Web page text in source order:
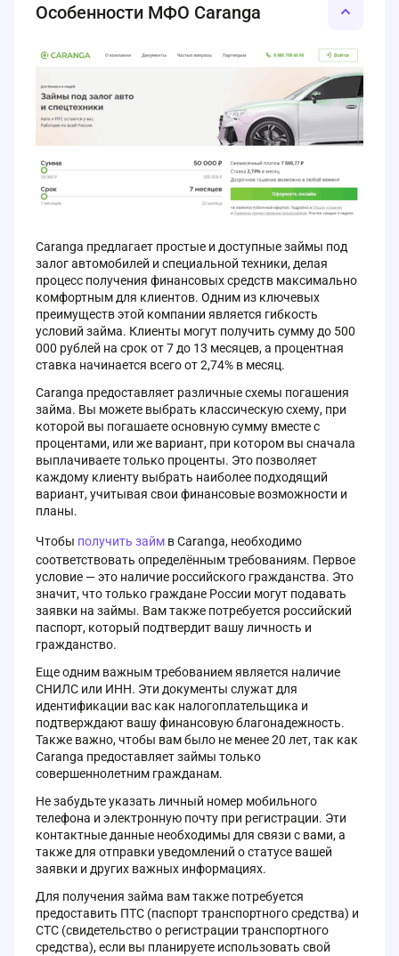
Особенности МФО Caranga
Caranga предлагает простые и доступные займы под
залог автомобилей и специальной техники, делая
процесс получения финансовых средств максимально
комфортным для клиентов. Одним из ключевых
преимуществ этой компании является гибкость
условий займа. Клиенты могут получить сумму до 500
000 рублей на срок от 7 до 13 месяцев, а процентная
ставка начинается всего от 2,74% в месяц.
Caranga предоставляет различные схемы погашения
займа. Вы можете выбрать классическую схему, при
которой вы погашаете основную сумму вместе с
процентами, или же вариант, при котором вы сначала
выплачиваете только проценты. Это позволяет
каждому клиенту выбрать наиболее подходящий
вариант, учитывая свои финансовые возможности и
планы.
Чтобы получить займ в Caranga, необходимо
соответствовать определённым требованиям. Первое
условие — это наличие российского гражданства. Это
значит, что только граждане России могут подавать
заявки на займы. Вам также потребуется российский
паспорт, который подтвердит вашу личность и
гражданство.
Еще одним важным требованием является наличие
СНИЛС или ИНН. Эти документы служат для
идентификации вас как налогоплательщика и
подтверждают вашу финансовую благонадежность.
Также важно, чтобы вам было не менее 20 лет, так как
Caranga предоставляет займы только
совершеннолетним гражданам.
Не забудьте указать личный номер мобильного
телефона и электронную почту при регистрации. Эти
контактные данные необходимы для связи с вами, а
также для отправки уведомлений о статусе вашей
заявки и других важных информациях.
Для получения займа вам также потребуется
предоставить ПТС (паспорт транспортного средства) и
СТС (свидетельство о регистрации транспортного
средства), если вы планируете использовать свой